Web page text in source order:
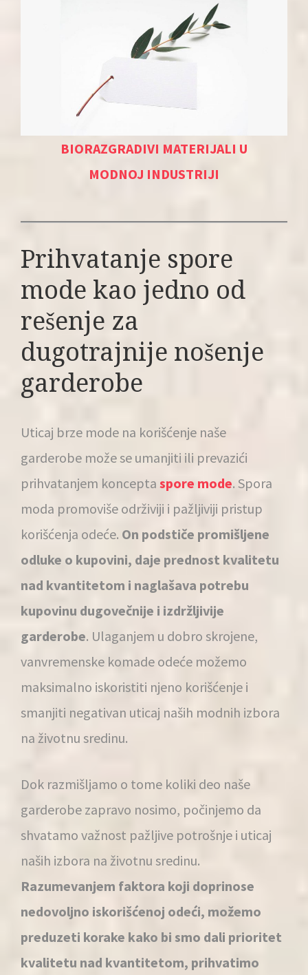
BIORAZGRADIVI MATERIJALI U
MODNOJ INDUSTRIJI
Prihvatanje spore
mode kao jedno od
rešenje za
dugotrajnije nošenje
garderobe
Uticaj brze mode na korišćenje naše
garderobe može se umanjiti ili prevazići
prihvatanjem koncepta spore mode. Spora
moda promoviše održiviji i pažljiviji pristup
korišćenja odeće. On podstiče promišljene
odluke o kupovini, daje prednost kvalitetu
nad kvantitetom i naglašava potrebu
kupovinu dugovečnije i izdržljivije
garderobe. Ulaganjem u dobro skrojene,
vanvremenske komade odeće možemo
maksimalno iskoristiti njeno korišćenje i
smanjiti negativan uticaj naših modnih izbora
na životnu sredinu.
Dok razmišljamo o tome koliki deo naše
garderobe zapravo nosimo, počinjemo da
shvatamo važnost pažljive potrošnje i uticaj
naših izbora na životnu sredinu.
Razumevanjem faktora koji doprinose
nedovoljno iskorišćenoj odeći, možemo
preduzeti korake kako bi smo dali prioritet
kvalitetu nad kvantitetom, prihvatimo